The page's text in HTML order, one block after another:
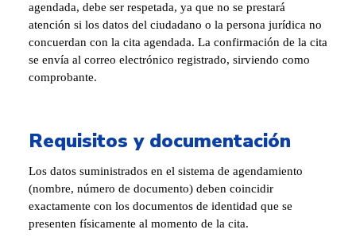
agendada, debe ser respetada, ya que no se prestará
atención si los datos del ciudadano o la persona jurídica no
concuerdan con la cita agendada. La confirmación de la cita
se envía al correo electrónico registrado, sirviendo como
comprobante.
Requisitos y documentación
Los datos suministrados en el sistema de agendamiento
(nombre, número de documento) deben coincidir
exactamente con los documentos de identidad que se
presenten físicamente al momento de la cita.